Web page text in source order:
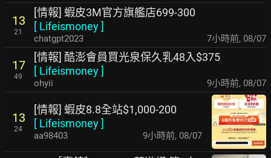
13
21
[情報] 蝦皮3M官方旗艦店699-300
[ Lifeismoney]
chatgpt2023 7小時前, 08/07
17
49
[情報] 酷澎會員買光泉保久乳48入$375
[ Lifeismoney]
ohyii 9小時前, 08/07
13
24
[情報] 蝦皮8.8全站$1,000-200
[ Lifeismoney]
aa98403 9小時前, 08/07